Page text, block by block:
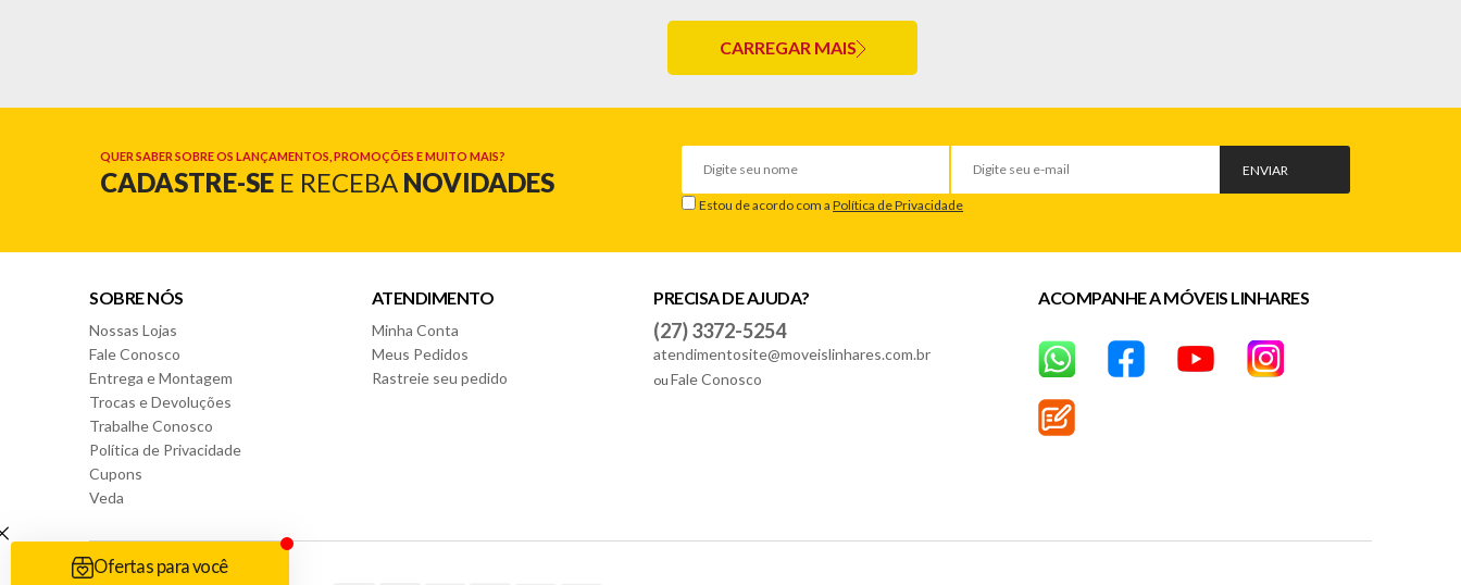
CARREGAR MAIS
QUER SABER SOBRE OS LANÇAMENTOS, PROMOÇÕES E MUITO MAIS?
CADASTRE-SE E RECEBA NOVIDADES ENVIAR
Estou de acordo com aPolítica de Privacidade
SOBRE NÓS
Nossas Lojas
Fale Conosco
Entrega e Montagem
Trocas e Devoluções
Trabalhe Conosco
Política de Privacidade
Cupons
Veda
ATENDIMENTO
Minha Conta
Meus Pedidos
Rastreie seu pedido
PRECISA DE AJUDA?
(27) 3372-5254
atendimentosite@moveislinhares.com.br
ou Fale Conosco
ACOMPANHE A MÓVEIS LINHARES